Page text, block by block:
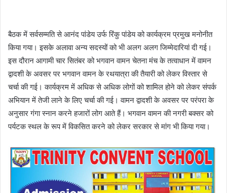
बैठक में सर्वसम्मति से आनंद पांडेय उर्फ रिंकु पांडेय को कार्यक्रम प्रमुख मनोनीत
किया गया। इसके अलावा अन्य सदस्यों को भी अलग अलग जिम्मेदारियां दी गई।
इस दौरान आगामी चार सितंबर को भगवान वामन चेतना मंच के तत्वाधान में वामन
द्वादशी के अवसर पर भगवान वामन के रथयात्रा की तैयारी को लेकर विस्तार से
चर्चा की गई। कार्यक्रम में अधिक से अधिक लोगों को शामिल होने को लेकर संपर्क
अभियान में तेजी लाने के लिए चर्चा की गई। वामन द्वादशी के अवसर पर परंपरा के
अनुसार गंगा स्नान करने हजारों लोग आते हैं। भगवान वामन की नगरी बक्सर को
पर्यटक स्थल के रूप में विकसित करने को लेकर सरकार से मांग भी किया गया।